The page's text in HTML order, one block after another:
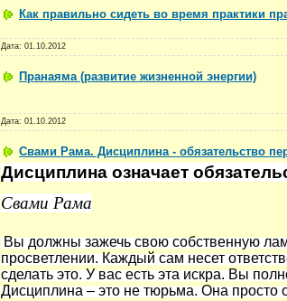
Как правильно сидеть во время практики
Дата: 01.10.2012
Пранаяма (развитие жизненной энергии)
Дата: 01.10.2012
Свами Рама. Дисциплина - обязательство
Дисциплина означает
Свами Рама
Вы должны зажечь свою собственную
просветлении. Каждый сам несет
сделать это. У вас есть эта искра. Вы
Дисциплина – это не тюрьма. Она просто